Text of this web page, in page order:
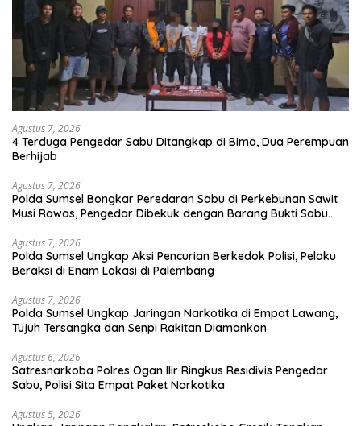
Agustus 7, 2026
4 Terduga Pengedar Sabu Ditangkap di Bima, Dua Perempuan
Berhijab
Agustus 7, 2026
Polda Sumsel Bongkar Peredaran Sabu di Perkebunan Sawit
Musi Rawas, Pengedar Dibekuk dengan Barang Bukti Sabu
Agustus 7, 2026
Polda Sumsel Ungkap Aksi Pencurian Berkedok Polisi, Pelaku
Beraksi di Enam Lokasi di Palembang
Agustus 7, 2026
Polda Sumsel Ungkap Jaringan Narkotika di Empat Lawang,
Tujuh Tersangka dan Senpi Rakitan Diamankan
Agustus 6, 2026
Satresnarkoba Polres Ogan Ilir Ringkus Residivis Pengedar
Sabu, Polisi Sita Empat Paket Narkotika
Agustus 5, 2026